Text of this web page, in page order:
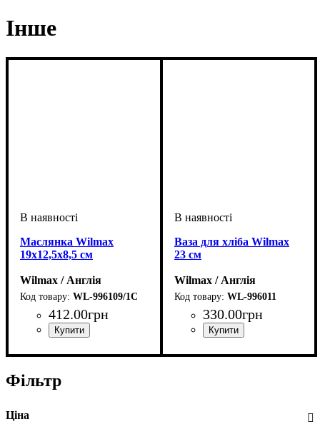
Інше
Маслянка Wilmax
19х12,5х8,5 см
Wilmax / Англія
WL-996109/1C
412.00грн
Ваза для хліба Wilmax
23 см
Wilmax / Англія
WL-996011
330.00грн
Фільтр
Ціна